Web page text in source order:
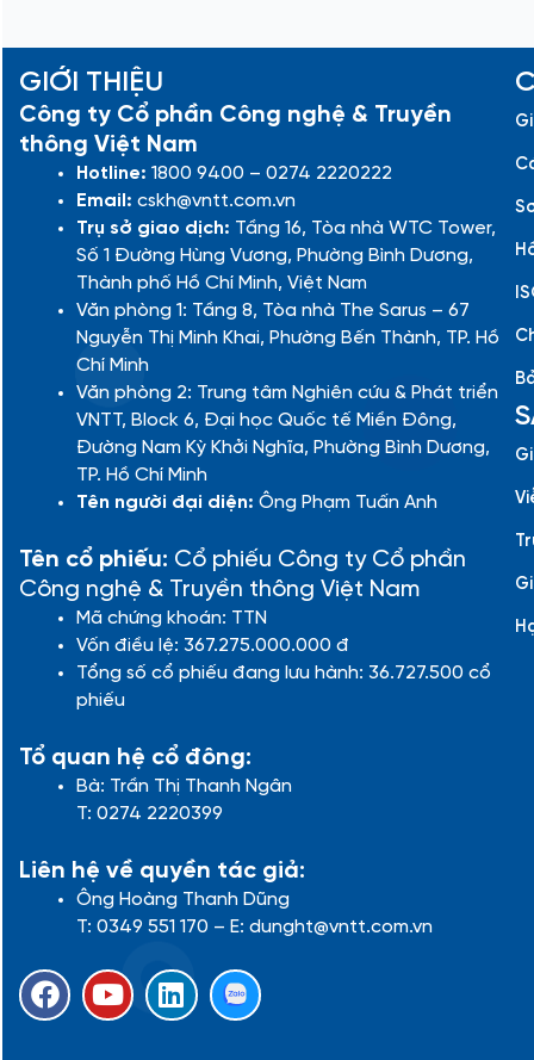
GIỚI THIỆU
Công ty Cổ phần Công nghệ & Truyền
thông Việt Nam
Hotline: 1800 9400 – 0274 2220222
Email: cskh@vntt.com.vn
Trụ sở giao dịch: Tầng 16, Tòa nhà WTC Tower,
Số 1 Đường Hùng Vương, Phường Bình Dương,
Thành phố Hồ Chí Minh, Việt Nam
Văn phòng 1: Tầng 8, Tòa nhà The Sarus – 67
Nguyễn Thị Minh Khai, Phường Bến Thành, TP. Hồ
Chí Minh
Văn phòng 2: Trung tâm Nghiên cứu & Phát triển
VNTT, Block 6, Đại học Quốc tế Miền Đông,
Đường Nam Kỳ Khởi Nghĩa, Phường Bình Dương,
TP. Hồ Chí Minh
Tên người đại diện: Ông Phạm Tuấn Anh
Tên cổ phiếu: Cổ phiếu Công ty Cổ phần
Công nghệ & Truyền thông Việt Nam
Mã chứng khoán: TTN
Vốn điều lệ: 367.275.000.000 đ
Tổng số cổ phiếu đang lưu hành: 36.727.500 cổ
phiếu
Tổ quan hệ cổ đông:
Bà: Trần Thị Thanh Ngân
T: 0274 2220399
Liên hệ về quyền tác giả:
Ông Hoàng Thanh Dũng
T: 0349 551 170 – E: dunght@vntt.com.vn
F
a
Y
o
L
i